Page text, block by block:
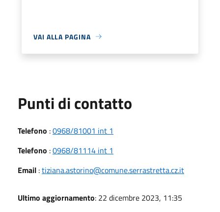
VAI ALLA PAGINA
Punti di contatto
Telefono :0968/81001 int 1
Telefono :0968/81114 int 1
Email :tiziana.astorino@comune.serrastretta.cz.it
Ultimo aggiornamento: 22 dicembre 2023, 11:35